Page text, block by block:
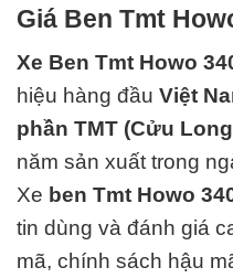
Giá Ben Tmt
Xe Ben Tmt Howo
hiệu hàng đầu Việt
phần TMT (Cửu
năm sản xuất trong
Xe ben Tmt Howo
tin dùng và đánh giá
mã, chính sách hậu